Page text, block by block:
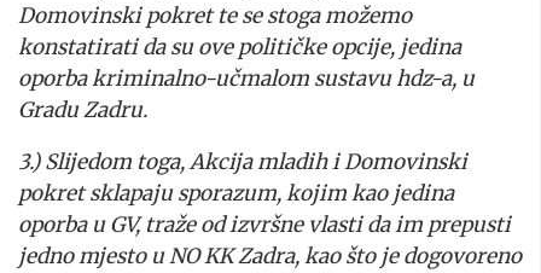
Domovinski pokret te se stoga možemo
konstatirati da su ove političke opcije, jedina
oporba kriminalno-učmalom sustavu hdz-a, u
Gradu Zadru.
3.) Slijedom toga, Akcija mladih i Domovinski
pokret sklapaju sporazum, kojim kao jedina
oporba u GV, traže od izvršne vlasti da im prepusti
jedno mjesto u NO KK Zadra, kao što je dogovoreno